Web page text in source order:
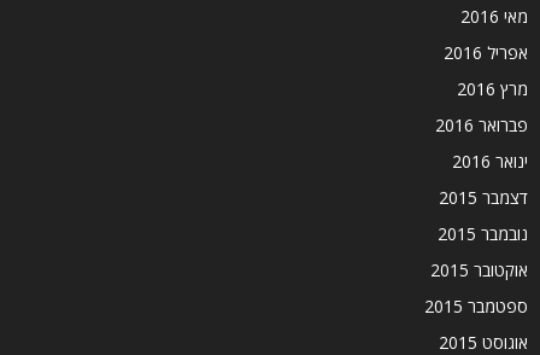
מאי 2016
אפריל 2016
מרץ 2016
פברואר 2016
ינואר 2016
דצמבר 2015
נובמבר 2015
אוקטובר 2015
ספטמבר 2015
אוגוסט 2015